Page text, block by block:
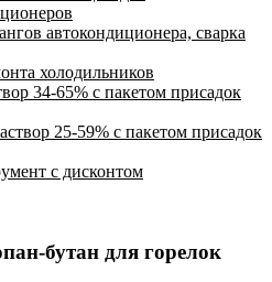
автокондиционера, сварка
холодильников
34-65% с пакетом присадок
25-59% с пакетом присадок
с дисконтом
бутан для горелок